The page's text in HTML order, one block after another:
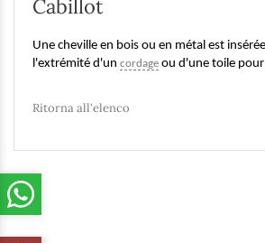
Cabillot
Une cheville en bois ou en métal est
l'extrémité d'un cordage ou d'une toile
Ritorna all'elenco